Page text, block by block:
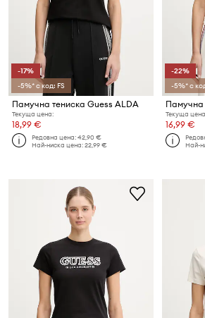
-17%
-5%* с код: FS
Памучна тениска Guess ALDA
Текуща цена:
18,99 €
Редовна цена:42,90 €
Най-ниска цена:22,99 €
-22%
-5%* с
Памучна
Текуща
16,99 €
Най-